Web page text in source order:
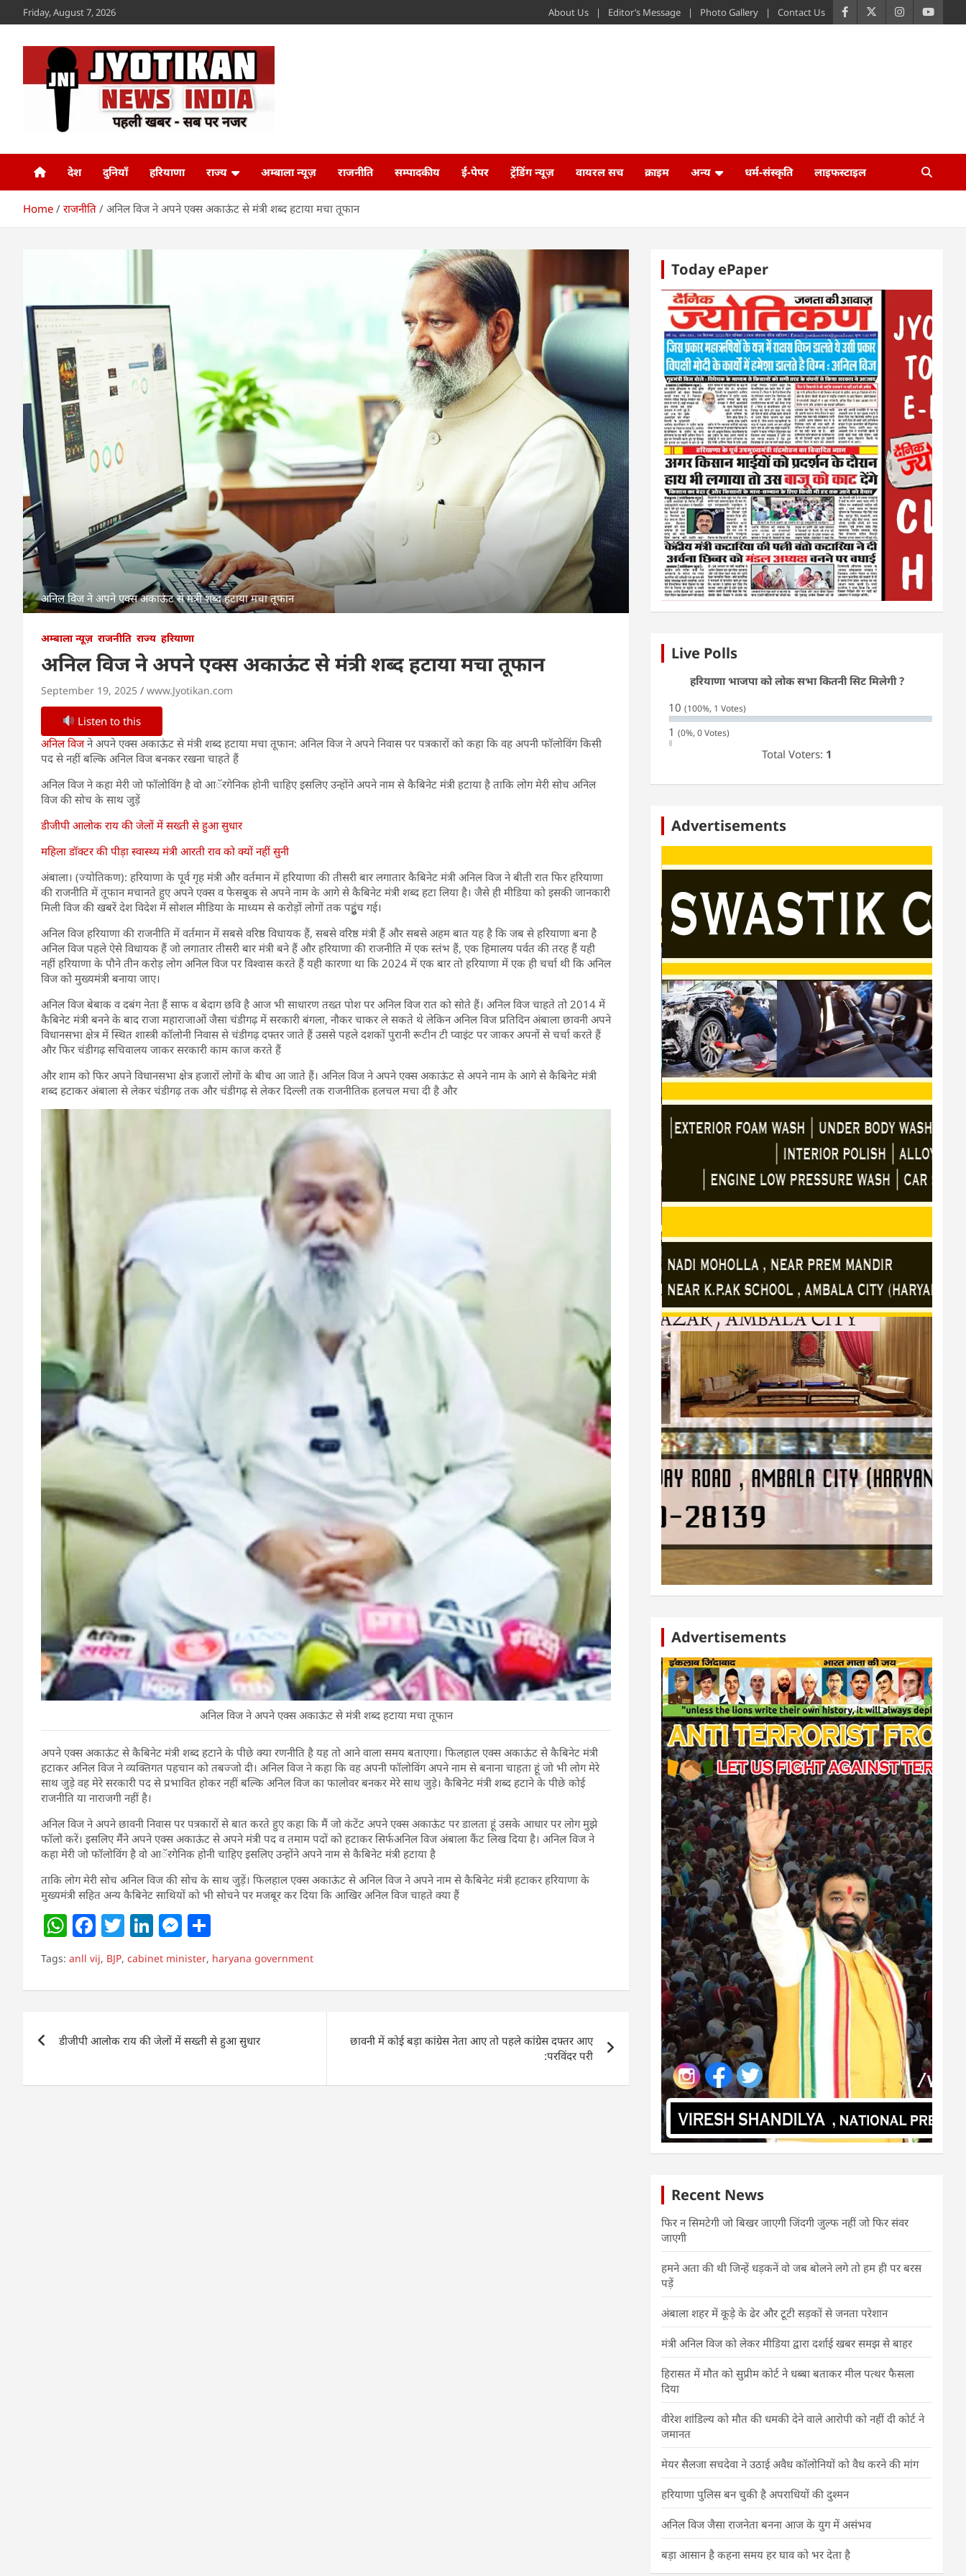
to
Friday, August 7, 2026 About Us Editor’s Message Photo Gallery Contact Us
Jyotikan
देश दुनियाँ हरियाणा राज्य अम्बाला न्यूज़ राजनीति सम्पादकीय ई-पेपर ट्रेंडिंग न्यूज़ वायरल सच क्राइम अन्य धर्म-संस्कृति लाइफस्टाइल
Home राजनीति अनिल विज ने अपने एक्स अकाऊंट से मंत्री शब्द हटाया मचा तूफान
अनिल विज ने अपने एक्स अकाऊंट से मंत्री शब्द हटाया मचा तूफान
अम्बाला न्यूज़ राजनीति राज्य हरियाणा
अनिल विज ने अपने एक्स अकाऊंट से मंत्री शब्द हटाया मचा तूफान
September 19, 2025 www.Jyotikan.com
Listen to this
अनिल विजने अपने एक्स अकाऊंट से मंत्री शब्द हटाया मचा तूफान: अनिल विज ने अपने निवास पर पत्रकारों को कहा कि वह अपनी फॉलोविंग किसी
पद से नहीं बल्कि अनिल विज बनकर रखना चाहते हैं
अनिल विज ने कहा मेरी जो फॉलोविंग है वो आॅरगेनिक होनी चाहिए इसलिए उन्होंने अपने नाम से कैबिनेट मंत्री हटाया है ताकि लोग मेरी सोच अनिल
विज की सोच के साथ जुड़ें
डीजीपी आलोक राय की जेलों में सख्ती से हुआ सुधार
महिला डॉक्टर की पीड़ा स्वास्थ्य मंत्री आरती राव को क्यों नहीं सुनी
अंबाला। (ज्योतिकण): हरियाणा के पूर्व गृह मंत्री और वर्तमान में हरियाणा की तीसरी बार लगातार कैबिनेट मंत्री अनिल विज ने बीती रात फिर हरियाणा
की राजनीति में तूफान मचानते हुए अपने एक्स व फेसबुक से अपने नाम के आगे से कैबिनेट मंत्री शब्द हटा लिया है। जैसे ही मीडिया को इसकी जानकारी
मिली विज की खबरें देश विदेश में सोशल मीडिया के माध्यम से करोड़ों लोगों तक पहुुंच गई।
अनिल विज हरियाणा की राजनीति में वर्तमान में सबसे वरिष्ठ विधायक हैं, सबसे वरिष्ठ मंत्री हैं और सबसे अहम बात यह है कि जब से हरियाणा बना है
अनिल विज पहले ऐसे विधायक हैं जो लगातार तीसरी बार मंत्री बने हैं और हरियाणा की राजनीति में एक स्तंभ हैं, एक हिमालय पर्वत की तरह हैं यही
नहीं हरियाणा के पौने तीन करोड़ लोग अनिल विज पर विश्वास करते हैं यही कारणा था कि 2024 में एक बार तो हरियाणा में एक ही चर्चा थी कि अनिल
विज को मुख्यमंत्री बनाया जाए।
अनिल विज बेबाक व दबंग नेता हैं साफ व बेदाग छवि है आज भी साधारण तख्त पोश पर अनिल विज रात को सोते हैं। अनिल विज चाहते तो 2014 में
कैबिनेट मंत्री बनने के बाद राजा महाराजाओं जैसा चंडीगढ़ में सरकारी बंगला, नौकर चाकर ले सकते थे लेकिन अनिल विज प्रतिदिन अंबाला छावनी अपने
विधानसभा क्षेत्र में स्थित शास्त्री कॉलोनी निवास से चंडीगढ़ दफ्तर जाते हैं उससे पहले दशकों पुरानी रूटीन टी प्वाइंट पर जाकर अपनों से चर्चा करते हैं
और फिर चंडीगढ़ सचिवालय जाकर सरकारी काम काज करते हैं
और शाम को फिर अपने विधानसभा क्षेत्र हजारों लोगों के बीच आ जाते हैं। अनिल विज ने अपने एक्स अकाऊंट से अपने नाम के आगे से कैबिनेट मंत्री
शब्द हटाकर अंबाला से लेकर चंडीगढ़ तक और चंडीगढ़ से लेकर दिल्ली तक राजनीतिक हलचल मचा दी है और
अनिल विज ने अपने एक्स अकाऊंट से मंत्री शब्द हटाया मचा तूफान
अपने एक्स अकाऊंट से कैबिनेट मंत्री शब्द हटाने के पीछे क्या रणनीति है यह तो आने वाला समय बताएगा। फिलहाल एक्स अकाऊंट से कैबिनेट मंत्री
हटाकर अनिल विज ने व्यक्तिगत पहचान को तबज्जो दी। अनिल विज ने कहा कि वह अपनी फॉलोविंग अपने नाम से बनाना चाहता हूं जो भी लोग मेरे
साथ जुड़े वह मेरे सरकारी पद से प्रभावित होकर नहीं बल्कि अनिल विज का फालोवर बनकर मेरे साथ जुड़े। कैबिनेट मंत्री शब्द हटाने के पीछे कोई
राजनीति या नाराजगी नहीं है।
अनिल विज ने अपने छावनी निवास पर पत्रकारों से बात करते हुए कहा कि मैं जो कंटेंट अपने एक्स अकाऊंट पर डालता हूं उसके आधार पर लोग मुझे
फॉलो करें। इसलिए मैंंने अपने एक्स अकाऊंट से अपने मंत्री पद व तमाम पदों को हटाकर सिर्फअनिल विज अंबाला कैंट लिख दिया है। अनिल विज ने
कहा मेरी जो फॉलोविंग है वो आॅरगेनिक होनी चाहिए इसलिए उन्होंने अपने नाम से कैबिनेट मंत्री हटाया है
ताकि लोग मेरी सोच अनिल विज की सोच के साथ जुड़ें। फिलहाल एक्स अकाऊंट से अनिल विज ने अपने नाम से कैबिनेट मंत्री हटाकर हरियाणा के
मुख्यमंत्री सहित अन्य कैबिनेट साथियों को भी सोचने पर मजबूर कर दिया कि आखिर अनिल विज चाहते क्या हैं
W
h
at
s
p
F
a
c
e
o
k
T
w
itt
er
Li
n
k
e
n
M
e
ss
e
g
h
ar
e
Tags: anll vij, BJP, cabinet minister, haryana government
navigation
डीजीपी आलोक राय की जेलों में सख्ती से हुआ सुधार
छावनी में कोई बड़ा कांग्रेस नेता आए तो पहले कांग्रेस दफ्तर आए
:परविंदर परी
Today ePaper
Live Polls
हरियाणा भाजपा को लोक सभा कितनी सिट मिलेगी ?
10(100%, 1 Votes)
1(0%, 0 Votes)
Total Voters: 1
Advertisements
Advertisements
Recent News
फिर न सिमटेगी जो बिखर जाएगी जिंदगी जुल्फ नहीं जो फिर संवर
जाएगी
हमने अता की थी जिन्हें धड़कनें वो जब बोलने लगे तो हम ही पर बरस
पड़ें
अंबाला शहर में कूड़े के ढेर और टूटी सड़कों से जनता परेशान
मंत्री अनिल विज को लेकर मीडिया द्वारा दर्शाई खबर समझ से बाहर
हिरासत में मौत को सुप्रीम कोर्ट ने धब्बा बताकर मील पत्थर फैसला
दिया
वीरेश शांडिल्य को मौत की धमकी देने वाले आरोपी को नहीं दी कोर्ट ने
जमानत
मेयर सैलजा सचदेवा ने उठाई अवैध कॉलोनियों को वैध करने की मांग
हरियाणा पुलिस बन चुकी है अपराधियों की दुश्मन
अनिल विज जैसा राजनेता बनना आज के युग में असंभव
बड़ा आसान है कहना समय हर घाव को भर देता है